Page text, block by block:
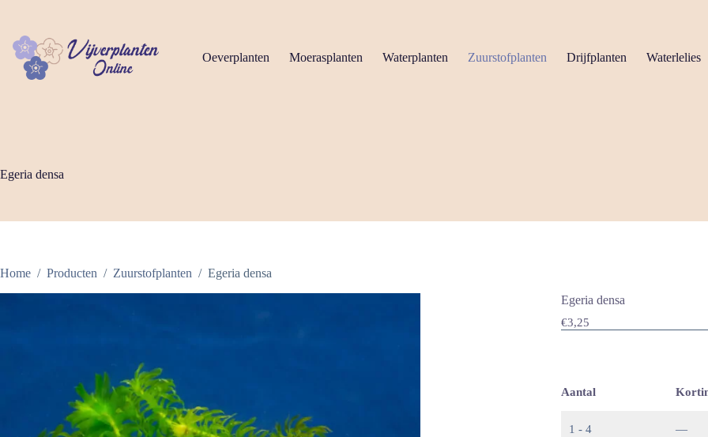
inhoud
Oeverplanten Moerasplanten Waterplanten Zuurstofplanten Drijfplanten Waterlelies
Egeria densa
Home / Producten / Zuurstofplanten / Egeria densa
Egeria densa
€3,25
Aantal
1 - 4 —